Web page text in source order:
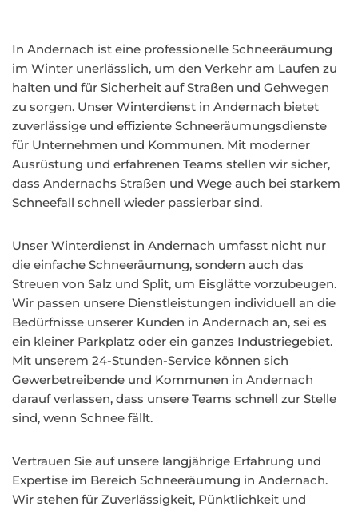
In Andernach ist eine professionelle Schneeräumung
im Winter unerlässlich, um den Verkehr am Laufen zu
halten und für Sicherheit auf Straßen und Gehwegen
zu sorgen. Unser Winterdienst in Andernach bietet
zuverlässige und effiziente Schneeräumungsdienste
für Unternehmen und Kommunen. Mit moderner
Ausrüstung und erfahrenen Teams stellen wir sicher,
dass Andernachs Straßen und Wege auch bei starkem
Schneefall schnell wieder passierbar sind.
Unser Winterdienst in Andernach umfasst nicht nur
die einfache Schneeräumung, sondern auch das
Streuen von Salz und Split, um Eisglätte vorzubeugen.
Wir passen unsere Dienstleistungen individuell an die
Bedürfnisse unserer Kunden in Andernach an, sei es
ein kleiner Parkplatz oder ein ganzes Industriegebiet.
Mit unserem 24-Stunden-Service können sich
Gewerbetreibende und Kommunen in Andernach
darauf verlassen, dass unsere Teams schnell zur Stelle
sind, wenn Schnee fällt.
Vertrauen Sie auf unsere langjährige Erfahrung und
Expertise im Bereich Schneeräumung in Andernach.
Wir stehen für Zuverlässigkeit, Pünktlichkeit und